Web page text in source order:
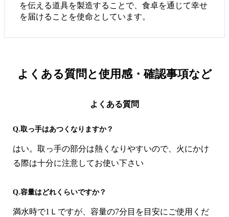
を伝える道具を製造することで、食卓を通じて幸せ
を届けることを使命としています。
よくある質問と使用感・確認事項など
よくある質問
Q.取っ手はあつくなりますか？
はい。取っ手の部分は熱くなりやすいので、火にかけ
る際は十分に注意してお使い下さい
Q.容量はどれくらいですか？
満水時で1Ｌですが、容量の7分目を目安にご使用くだ